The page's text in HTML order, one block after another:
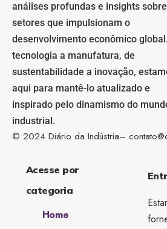
análises profundas e insights
setores que impulsionam o
desenvolvimento econômico
tecnologia a manufatura, de
sustentabilidade a inovação,
aqui para mantê-lo atualizado e
inspirado pelo dinamismo do
industrial.
© 2024 Diário da Indústria–
Acesse por
categoria
Home